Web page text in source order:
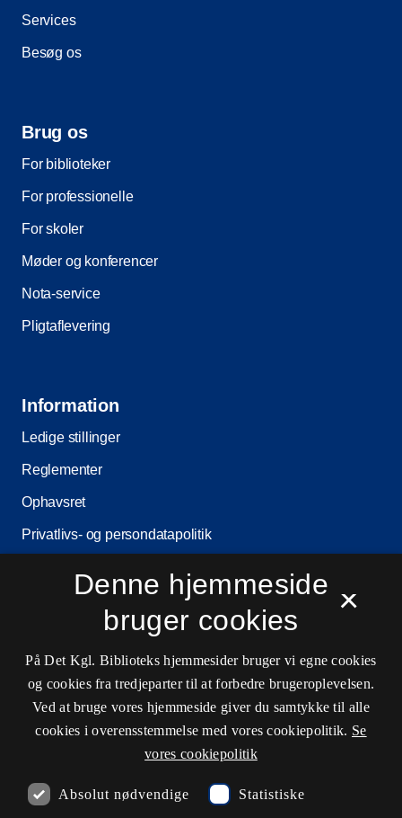
Services
Besøg os
Brug os
For biblioteker
For professionelle
For skoler
Møder og konferencer
Nota-service
Pligtaflevering
Information
Ledige stillinger
Reglementer
Ophavsret
Privatlivs- og persondatapolitik
Cookieindstillinger
Kontaktinformationer
Åbningstider
×
Denne hjemmeside
bruger cookies
På Det Kgl. Biblioteks hjemmesider bruger vi egne cookies
og cookies fra tredjeparter til at forbedre brugeroplevelsen.
Ved at bruge vores hjemmeside giver du samtykke til alle
cookies i overensstemmelse med vores cookiepolitik. Se
vores cookiepolitik
Absolut nødvendige Statistiske